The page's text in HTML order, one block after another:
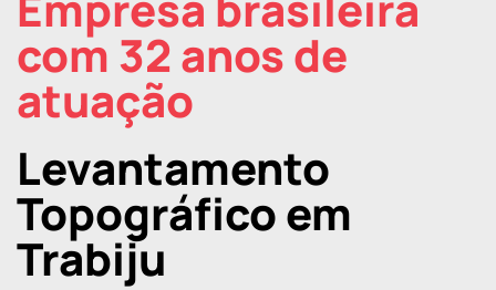
com 32 anos de
atuação
Levantamento
Topográfico em
Trabiju